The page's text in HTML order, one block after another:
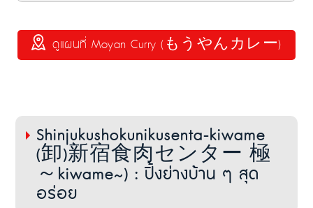
ดูแผนที่ Moyan Curry (もうやんカレー)
Shinjukushokunikusenta-kiwame
(卸)新宿食肉センター 極
～kiwame~) : ปิ้งย่างบ้าน ๆ สุด
อร่อย